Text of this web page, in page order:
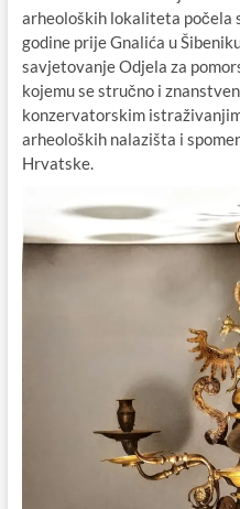
arheoloških lokaliteta počela
godine prije Gnalića u
savjetovanje Odjela za
kojemu se stručno i
konzervatorskim
arheoloških nalazišta i
Hrvatske.